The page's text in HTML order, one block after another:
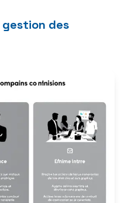
gestion des